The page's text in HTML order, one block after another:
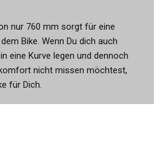
nur 760 mm sorgt für eine
Bike. Wenn Du dich auch
eine Kurve legen und dennoch
nicht missen möchtest,
für Dich.